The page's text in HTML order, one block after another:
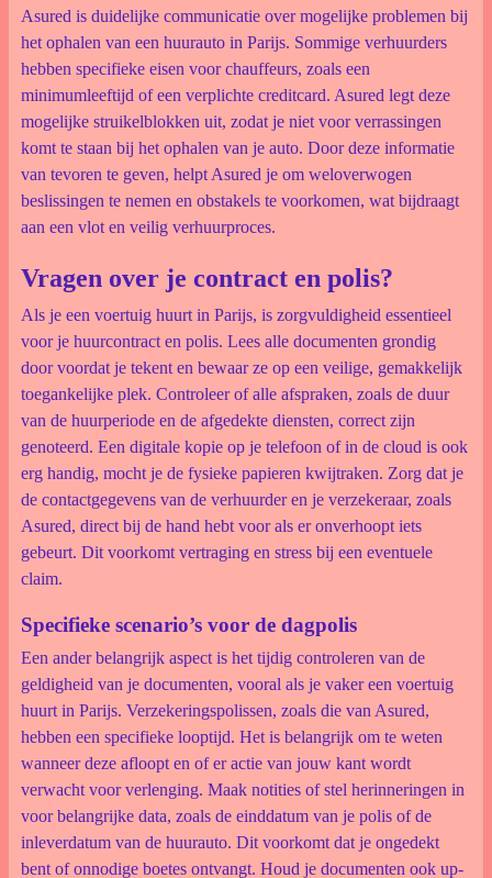
Asured is duidelijke communicatie over mogelijke problemen bij
het ophalen van een huurauto in Parijs. Sommige verhuurders
hebben specifieke eisen voor chauffeurs, zoals een
minimumleeftijd of een verplichte creditcard. Asured legt deze
mogelijke struikelblokken uit, zodat je niet voor verrassingen
komt te staan bij het ophalen van je auto. Door deze informatie
van tevoren te geven, helpt Asured je om weloverwogen
beslissingen te nemen en obstakels te voorkomen, wat bijdraagt
aan een vlot en veilig verhuurproces.
Vragen over je contract en polis?
Als je een voertuig huurt in Parijs, is zorgvuldigheid essentieel
voor je huurcontract en polis. Lees alle documenten grondig
door voordat je tekent en bewaar ze op een veilige, gemakkelijk
toegankelijke plek. Controleer of alle afspraken, zoals de duur
van de huurperiode en de afgedekte diensten, correct zijn
genoteerd. Een digitale kopie op je telefoon of in de cloud is ook
erg handig, mocht je de fysieke papieren kwijtraken. Zorg dat je
de contactgegevens van de verhuurder en je verzekeraar, zoals
Asured, direct bij de hand hebt voor als er onverhoopt iets
gebeurt. Dit voorkomt vertraging en stress bij een eventuele
claim.
Specifieke scenario’s voor de dagpolis
Een ander belangrijk aspect is het tijdig controleren van de
geldigheid van je documenten, vooral als je vaker een voertuig
huurt in Parijs. Verzekeringspolissen, zoals die van Asured,
hebben een specifieke looptijd. Het is belangrijk om te weten
wanneer deze afloopt en of er actie van jouw kant wordt
verwacht voor verlenging. Maak notities of stel herinneringen in
voor belangrijke data, zoals de einddatum van je polis of de
inleverdatum van de huurauto. Dit voorkomt dat je ongedekt
bent of onnodige boetes ontvangt. Houd je documenten ook up-